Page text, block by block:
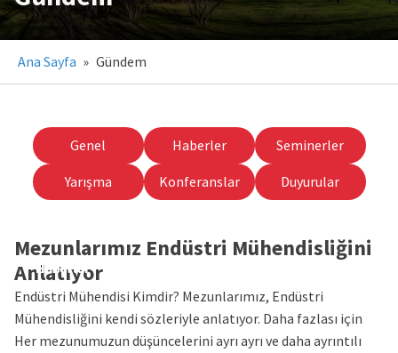
Ana Sayfa » Gündem
Genel Haberler Seminerler
Yarışma Konferanslar Duyurular
Haberler
Mezunlarımız Endüstri Mühendisliğini
Anlatıyor
Endüstri Mühendisi Kimdir? Mezunlarımız, Endüstri
Mühendisliğini kendi sözleriyle anlatıyor. Daha fazlası için
Her mezunumuzun düşüncelerini ayrı ayrı ve daha ayrıntılı
Haberler
Haberler
Genel
Haberler
Haberler
Haberler
Haberler
Genel
Haberler